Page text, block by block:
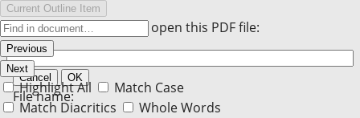
Current Outline Item
Previous
Next
Highlight All
Match Case
Match Diacritics
Whole Words
Enter the password to open this PDF file:
Cancel OK
File name: